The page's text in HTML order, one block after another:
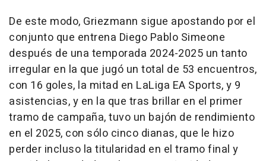
De este modo, Griezmann sigue apostando por el
conjunto que entrena Diego Pablo Simeone
después de una temporada 2024-2025 un tanto
irregular en la que jugó un total de 53 encuentros,
con 16 goles, la mitad en LaLiga EA Sports, y 9
asistencias, y en la que tras brillar en el primer
tramo de campaña, tuvo un bajón de rendimiento
en el 2025, con sólo cinco dianas, que le hizo
perder incluso la titularidad en el tramo final y